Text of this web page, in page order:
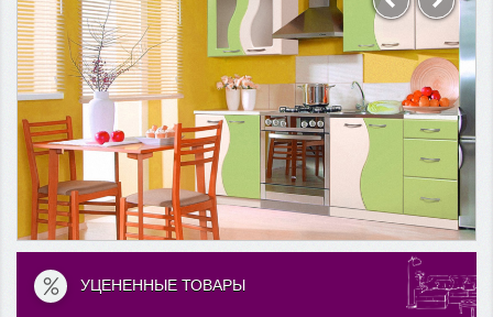
Предыдущий
УЦЕНЕННЫЕ ТОВАРЫ